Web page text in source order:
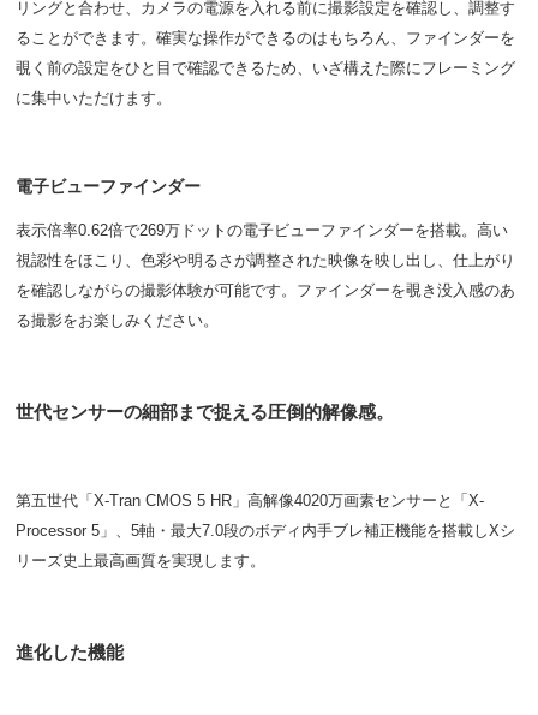
リングと合わせ、カメラの電源を入れる前に撮影設定を確認し、調整す
ることができます。確実な操作ができるのはもちろん、ファインダーを
覗く前の設定をひと目で確認できるため、いざ構えた際にフレーミング
に集中いただけます。
電子ビューファインダー
表示倍率0.62倍で269万ドットの電子ビューファインダーを搭載。高い
視認性をほこり、色彩や明るさが調整された映像を映し出し、仕上がり
を確認しながらの撮影体験が可能です。ファインダーを覗き没入感のあ
る撮影をお楽しみください。
世代センサーの細部まで捉える圧倒的解像感。
第五世代「X-Tran CMOS 5 HR」高解像4020万画素センサーと「X-
Processor 5」、5軸・最大7.0段のボディ内手ブレ補正機能を搭載しXシ
リーズ史上最高画質を実現します。
進化した機能